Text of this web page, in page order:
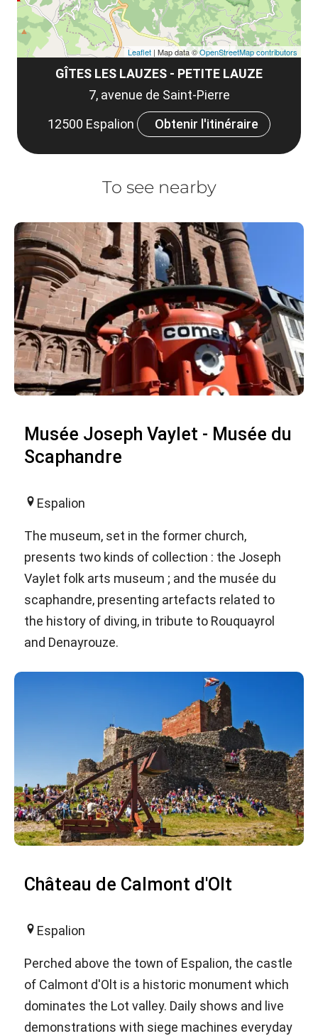
GÎTES LES LAUZES - PETITE LAUZE
7, avenue de Saint-Pierre
12500 Espalion
Obtenir l'itinéraire
Leaflet | Map data ©OpenStreetMap contributors
To see nearby
Musée Joseph Vaylet - Musée du
Scaphandre
Espalion
The museum, set in the former church,
presents two kinds of collection : the Joseph
Vaylet folk arts museum ; and the musée du
scaphandre, presenting artefacts related to
the history of diving, in tribute to Rouquayrol
and Denayrouze.
Château de Calmont d'Olt
Espalion
Perched above the town of Espalion, the castle
of Calmont d'Olt is a historic monument which
dominates the Lot valley. Daily shows and live
demonstrations with siege machines everyday